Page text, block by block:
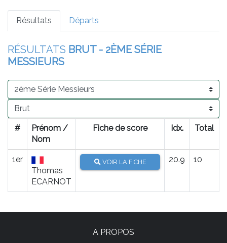
Résultats Départs
RÉSULTATS BRUT - 2ÈME SÉRIE
MESSIEURS
#
Prénom /
Nom
Fiche de score Idx. Total
1er
Thomas
ECARNOT
VOIR LA FICHE 20.9 10
A PROPOS